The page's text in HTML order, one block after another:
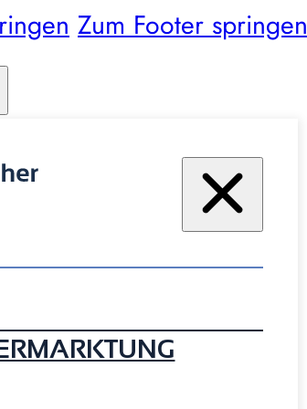
Zum Footer springen